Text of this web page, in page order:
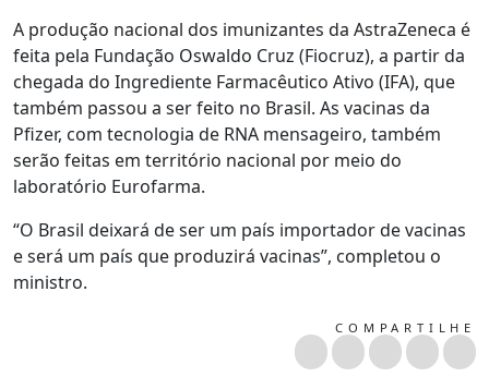
A produção nacional dos imunizantes da AstraZeneca é
feita pela Fundação Oswaldo Cruz (Fiocruz), a partir da
chegada do Ingrediente Farmacêutico Ativo (IFA), que
também passou a ser feito no Brasil. As vacinas da
Pfizer, com tecnologia de RNA mensageiro, também
serão feitas em território nacional por meio do
laboratório Eurofarma.
“O Brasil deixará de ser um país importador de vacinas
e será um país que produzirá vacinas”, completou o
ministro.
COMPARTILHE